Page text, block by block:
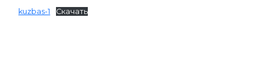
kuzbas-1 Скачать